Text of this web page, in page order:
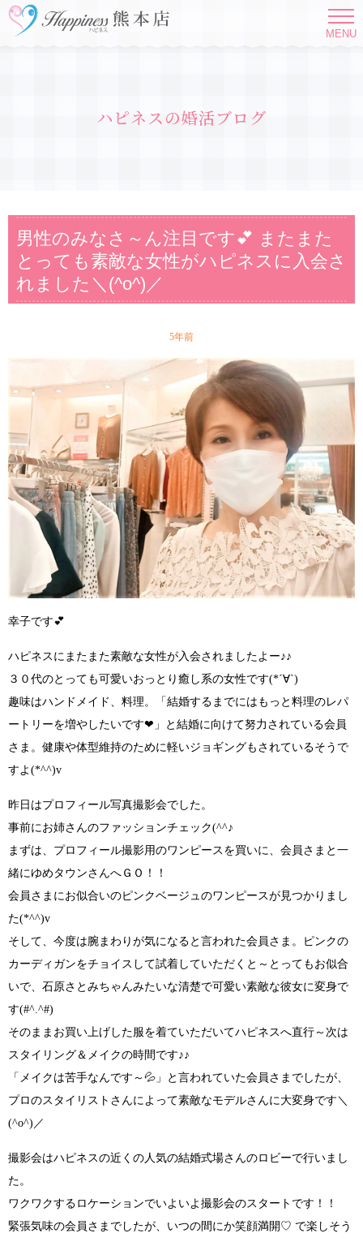
MENU
ハピネスの婚活ブログ
男性のみなさ～ん注目です💕 またまた
とっても素敵な女性がハピネスに入会さ
れました＼(^o^)／
5年前
幸子です💕
ハピネスにまたまた素敵な女性が入会されましたよー♪♪
３０代のとっても可愛いおっとり癒し系の女性です(*´∀`)
趣味はハンドメイド、料理。
「結婚するまでにはもっと料理のレパ
ートリーを増やしたいです❤ 」
と結婚に向けて努力されている会員
さま。健康や体型維持のために軽いジョギングもされているそうで
すよ (*^^)v
昨日はプロフィール写真撮影会でした。
事前にお姉さんのファッションチェック(^^♪
まずは、プロフィール撮影用のワンピースを買いに、会員さまと一
緒にゆめタウンさんへＧＯ！！
会員さまにお似合いのピンクベージュのワンピースが見つかりまし
た(*^^)v
そして、今度は腕まわりが気になると言われた会員さま。ピンクの
カーディガンをチョイスして試着していただくと～とってもお似合
いで、石原さとみちゃんみたいな清楚で可愛い素敵な彼女に変身で
す(#^.^#)
そのままお買い上げした服を着ていただいてハピネスへ直行～次は
スタイリング＆メイクの時間です♪♪
「メイクは苦手なんです～ 💦 」
と言われていた会員さまでしたが、
プロのスタイリストさんによって素敵なモデルさんに大変身です ＼
(^o^)／
撮影会はハピネスの近くの人気の結婚式場さんのロビーで行いまし
た。
ワクワクするロケーションでいよいよ撮影会のスタートです！！
緊張気味の会員さまでしたが、いつの間にか笑顔満開♡ で楽しそう